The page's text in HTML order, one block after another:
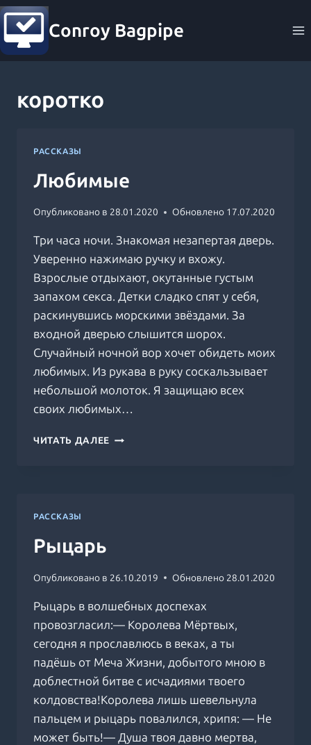
Перейти
содержимому
Conroy Bagpipe
коротко
РАССКАЗЫ
Любимые
Опубликовано в 28.01.2020 Обновлено 17.07.2020
Три часа ночи. Знакомая незапертая дверь.
Уверенно нажимаю ручку и вхожу.
Взрослые отдыхают, окутанные густым
запахом секса. Детки сладко спят у себя,
раскинувшись морскими звёздами. За
входной дверью слышится шорох.
Случайный ночной вор хочет обидеть моих
любимых. Из рукава в руку соскальзывает
небольшой молоток. Я защищаю всех
своих любимых…
ЧИТАТЬ ДАЛЕЕ ЛЮБИМЫЕ
РАССКАЗЫ
Рыцарь
Опубликовано в 26.10.2019 Обновлено 28.01.2020
Рыцарь в волшебных доспехах
провозгласил:— Королева Мёртвых,
сегодня я прославлюсь в веках, а ты
падёшь от Меча Жизни, добытого мною в
доблестной битве с исчадиями твоего
колдовства!Королева лишь шевельнула
пальцем и рыцарь повалился, хрипя: — Не
может быть!— Душа твоя давно мертва,